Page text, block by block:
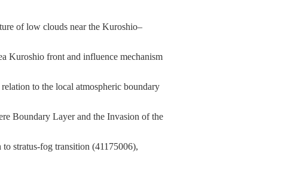
of low clouds near the Kuroshio–
Kuroshio front and influence mechanism
to the local atmospheric boundary
Boundary Layer and the Invasion of the
stratus-fog transition (41175006),